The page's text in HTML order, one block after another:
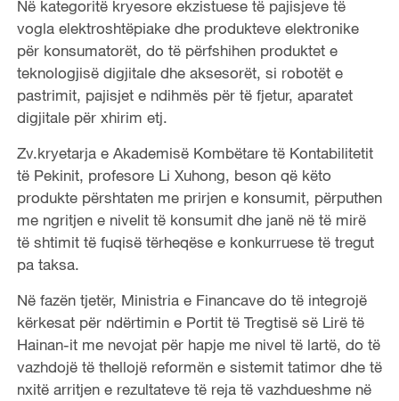
Në kategoritë kryesore ekzistuese të pajisjeve të
vogla elektroshtëpiake dhe produkteve elektronike
për konsumatorët, do të përfshihen produktet e
teknologjisë digjitale dhe aksesorët, si robotët e
pastrimit, pajisjet e ndihmës për të fjetur, aparatet
digjitale për xhirim etj.
Zv.kryetarja e Akademisë Kombëtare të Kontabilitetit
të Pekinit, profesore Li Xuhong, beson që këto
produkte përshtaten me prirjen e konsumit, përputhen
me ngritjen e nivelit të konsumit dhe janë në të mirë
të shtimit të fuqisë tërheqëse e konkurruese të tregut
pa taksa.
Në fazën tjetër, Ministria e Financave do të integrojë
kërkesat për ndërtimin e Portit të Tregtisë së Lirë të
Hainan-it me nevojat për hapje me nivel të lartë, do të
vazhdojë të thellojë reformën e sistemit tatimor dhe të
nxitë arritjen e rezultateve të reja të vazhdueshme në